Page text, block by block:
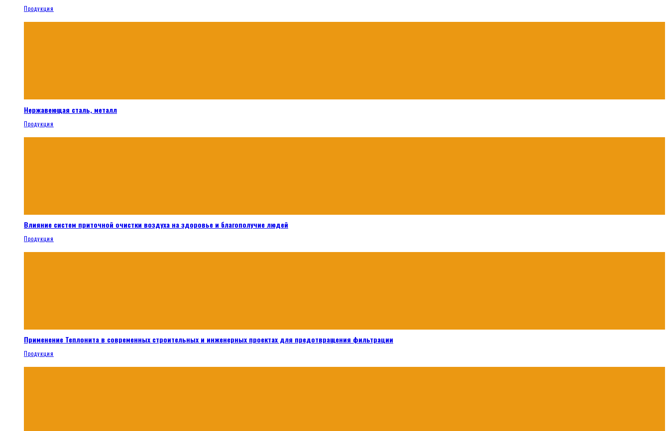
Продукция
Нержавеющая сталь, металл
Продукция
Влияние систем приточной очистки воздуха на здоровье и благополучие людей
Продукция
Применение Теплонита в современных строительных и инженерных проектах для предотвращения фильтрации
Продукция